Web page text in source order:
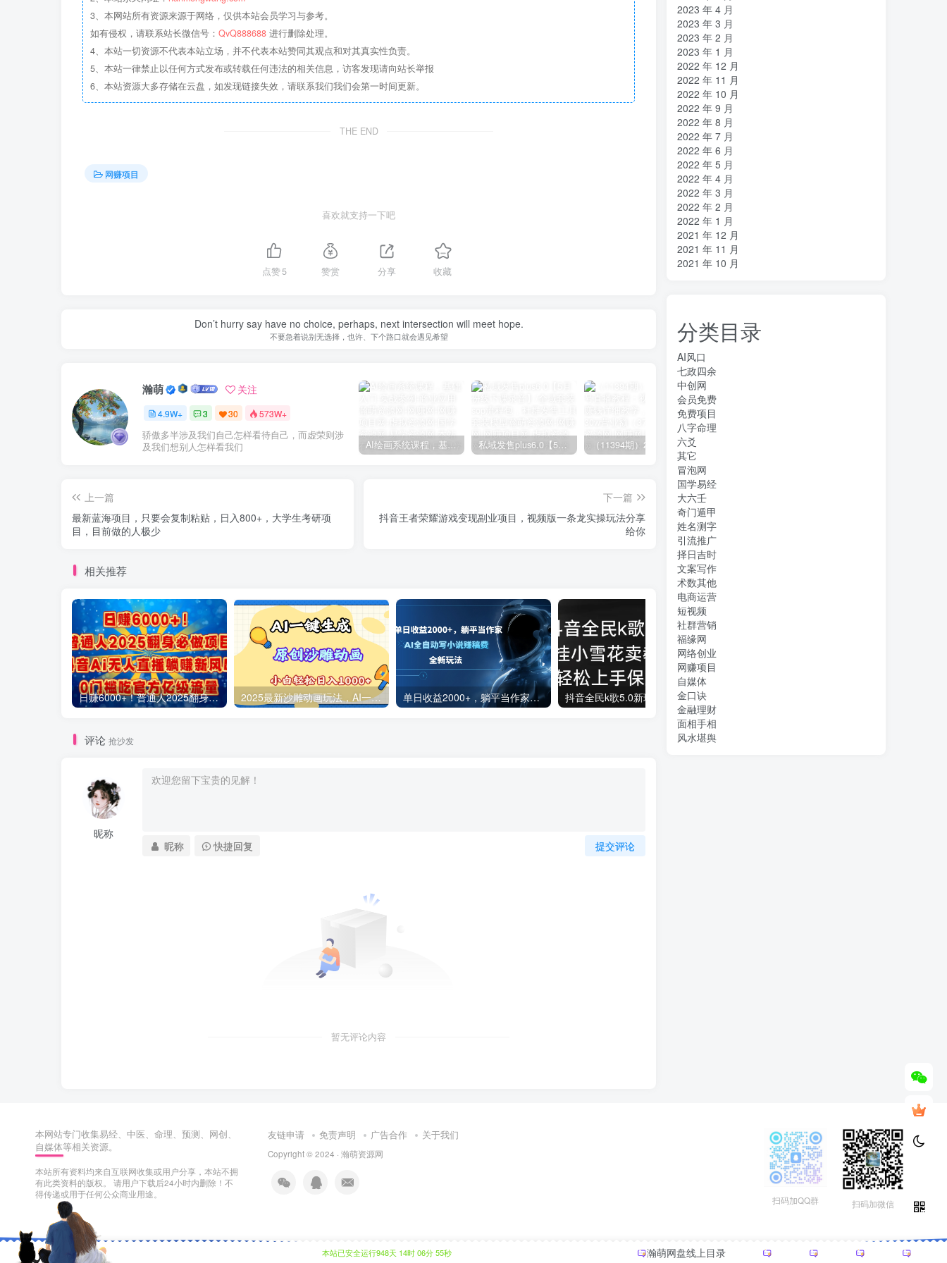
3、本网站所有资源来源于网络，仅供本站会员学习与参考。
如有侵权，请联系站长微信号： QvQ888688 进行删除处理。
4、本站一切资源不代表本站立场，并不代表本站赞同其观点和对其真实性负责。
5、本站一律禁止以任何方式发布或转载任何违法的相关信息，访客发现请向站长举报
6、本站资源大多存储在云盘，如发现链接失效，请联系我们我们会第一时间更新。
THE END
网赚项目
喜欢就支持一下吧
点赞5 赞赏 分享 收藏
Don’t hurry say have no choice, perhaps, next intersection will meet hope.
不要急着说别无选择，也许、下个路口就会遇见希望
瀚萌 关注
4.9W+ 3 30 573W+
骄傲多半涉及我们自己怎样看待自己，而虚荣则涉
及我们想别人怎样看我们
私域发售plus6.0【5月份线下课录音】/全域套装sop流程包，社群发售工具套装模型 （11394期）2024视频号直播教程：视频号如何赚钱详细教学，一场直播30w营业额（37节）
上一篇
最新蓝海项目，只要会复制粘贴，日入800+，大学生考研项
目，目前做的人极少
下一篇
抖音王者荣耀游戏变现副业项目，视频版一条龙实操玩法分享
给你
相关推荐
日赚6000+！普通人2025翻身必做项目，抖音Ai无人直播躺赚新风口，0门槛吃官方亿级流量 2025最新沙雕动画玩法，AI一键生成，条条原创 轻松破千万播放，单日变现1K+，小白看完就会 单日收益2000+，躺平当作家，AI全自动写小说赚稿费，全新玩法 抖音全民k歌5.0新玩法，直播挂小雪花卖教程月入10万，小白轻松上手，保…
评论 抢沙发
昵称
提交评论
昵称 快捷回复
暂无评论内容
本站已安全运行948天 14时 06分 56秒
2023 年 4 月
2023 年 3 月
2023 年 2 月
2023 年 1 月
2022 年 12 月
2022 年 11 月
2022 年 10 月
2022 年 9 月
2022 年 8 月
2022 年 7 月
2022 年 6 月
2022 年 5 月
2022 年 4 月
2022 年 3 月
2022 年 2 月
2022 年 1 月
2021 年 12 月
2021 年 11 月
2021 年 10 月
分类目录
AI风口
七政四余
中创网
会员免费
免费项目
八字命理
六爻
其它
冒泡网
国学易经
大六壬
奇门遁甲
姓名测字
引流推广
择日吉时
文案写作
术数其他
电商运营
短视频
社群营销
福缘网
网络创业
网赚项目
自媒体
金口诀
金融理财
面相手相
风水堪舆
本网站专门收集易经、中医、命理、预测、网创、
自媒体等相关资源。
本站所有资料均来自互联网收集或用户分享，本站不拥
有此类资料的版权。 请用户下载后24小时内删除！不
得传递或用于任何公众商业用途。
友链申请 免责声明 广告合作 关于我们
Copyright © 2024 · 瀚萌资源网
扫码加QQ群 扫码加微信
瀚萌网盘线上目录